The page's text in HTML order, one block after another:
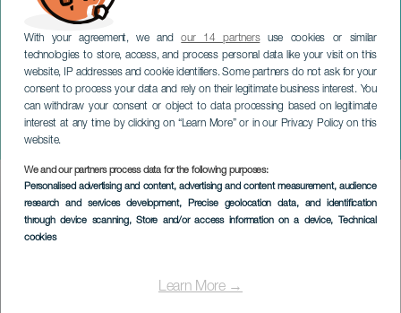
With your agreement, we andour 14 partnersuse cookies or similar
technologies to store, access, and process personal data like your visit on this
website, IP addresses and cookie identifiers. Some partners do not ask for your
consent to process your data and rely on their legitimate business interest. You
can withdraw your consent or object to data processing based on legitimate
interest at any time by clicking on “Learn More” or in our Privacy Policy on this
website.
We and our partners process data for the following purposes:
Personalised advertising and content, advertising and content measurement, audience
research and services development, Precise geolocation data, and identification
through device scanning, Store and/or access information on a device, Technical
cookies
Learn More →
Julia Nikoliszak: Violin
solo
GRAN CANARIA
Imagen
Listado